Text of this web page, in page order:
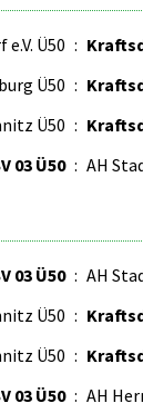
e.V. Ü50 :
Ü50 :
Ü50 :
03 Ü50 : AH
03 Ü50 : AH
Ü50 :
Ü50 :
03 Ü50 : AH